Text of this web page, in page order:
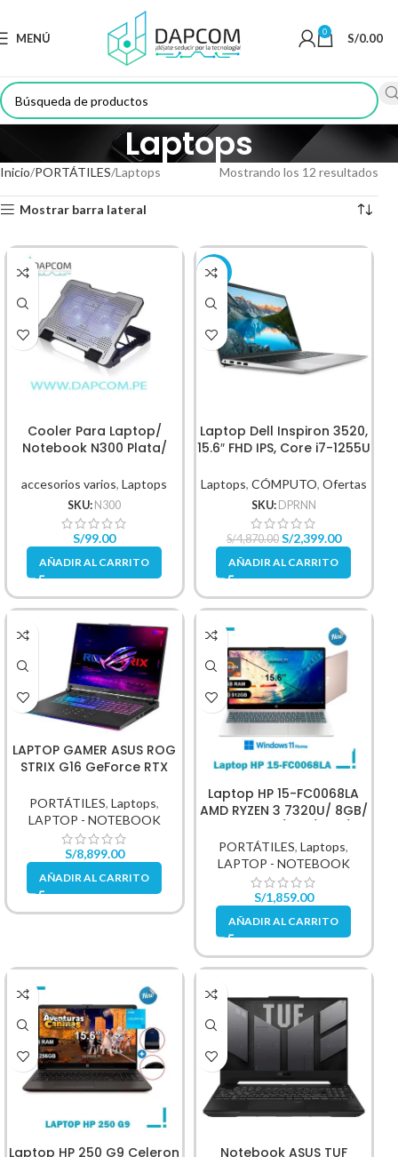
MENÚ 0 S/0.00
Laptops
Inicio PORTÁTILES Laptops Mostrando los 12 resultados
Mostrar barra lateral
Cooler Para Laptop/
Notebook N300 Plata/
accesorios varios,Laptops
SKU: N300
S/99.00
AÑADIR AL CARRITO
-51%
Laptop Dell Inspiron 3520,
15.6″ FHD IPS, Core i7-1255U
Laptops, CÓMPUTO, Ofertas
SKU: DPRNN
S/4,870.00 S/2,399.00
AÑADIR AL CARRITO
LAPTOP GAMER ASUS ROG
STRIX G16 GeForce RTX
PORTÁTILES,Laptops,
LAPTOP - NOTEBOOK
S/8,899.00
AÑADIR AL CARRITO
Laptop HP 15-FC0068LA
AMD RYZEN 3 7320U/ 8GB/
A1UD2LA
PORTÁTILES,Laptops,
LAPTOP - NOTEBOOK
S/1,859.00
AÑADIR AL CARRITO
Laptop HP 250 G9 Celeron
Notebook ASUS TUF